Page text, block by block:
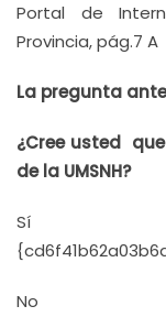
Portal de
Provincia, pág.7 A
La pregunta
¿Cree usted
de la UMSNH?
Sí